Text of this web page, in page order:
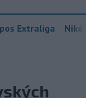
Extraliga